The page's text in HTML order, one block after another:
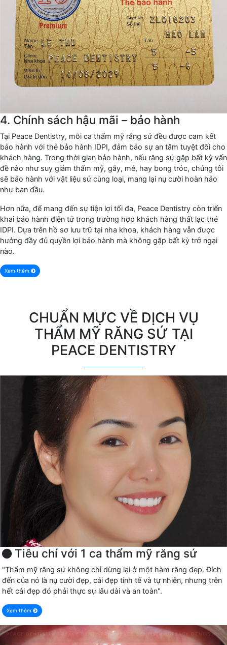
4. Chính sách hậu mãi – bảo hành
Tại Peace Dentistry, mỗi ca thẩm mỹ răng sứ đều được cam kết
bảo hành với thẻ bảo hành IDPI, đảm bảo sự an tâm tuyệt đối cho
khách hàng. Trong thời gian bảo hành, nếu răng sứ gặp bất kỳ vấn
đề nào như suy giảm thẩm mỹ, gãy, mẻ, hay bong tróc, chúng tôi
sẽ bảo hành với vật liệu sứ cùng loại, mang lại nụ cười hoàn hảo
như ban đầu.
Hơn nữa, để mang đến sự tiện lợi tối đa, Peace Dentistry còn triển
khai bảo hành điện tử trong trường hợp khách hàng thất lạc thẻ
IDPI. Dựa trên hồ sơ lưu trữ tại nha khoa, khách hàng vẫn được
hưởng đầy đủ quyền lợi bảo hành mà không gặp bất kỳ trở ngại
nào.
Xem thêm
CHUẨN MỰC VỀ DỊCH VỤ
THẨM MỸ RĂNG SỨ TẠI
PEACE DENTISTRY
Tiêu chí với 1 ca thẩm mỹ răng sứ
"Thẩm mỹ răng sứ không chỉ dừng lại ở một hàm răng đẹp. Đích
đến của nó là nụ cười đẹp, cái đẹp tinh tế và tự nhiên, nhưng trên
hết cái đẹp đó phải thực sự lâu dài và an toàn".
Xem thêm